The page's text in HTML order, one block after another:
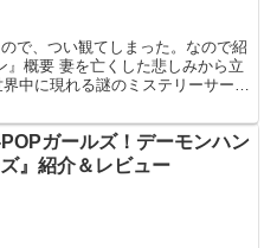
で、つい観てしまった。なので紹
概要 妻を亡くした悲しみから立
中に現れる謎のミステリーサーク
POPガールズ！デーモンハン
』紹介＆レビュー